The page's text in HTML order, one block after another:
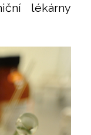
lékárny